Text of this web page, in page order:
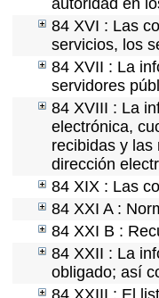
autoridad en
84 XVI : Las
servicios, los
84 XVII : La
servidores
84 XVIII : La
electrónica,
recibidas y las
dirección
84 XIX : Las
84 XXI A :
84 XXI B :
84 XXII : La
obligado; así
84 XXIII : El